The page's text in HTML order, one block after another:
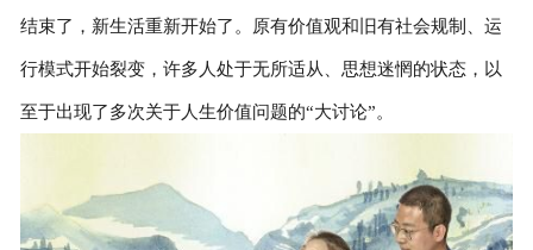
结束了，新生活重新开始了。原有价值观和旧有社会规制、运
行模式开始裂变，许多人处于无所适从、思想迷惘的状态，以
至于出现了多次关于人生价值问题的“大讨论”。